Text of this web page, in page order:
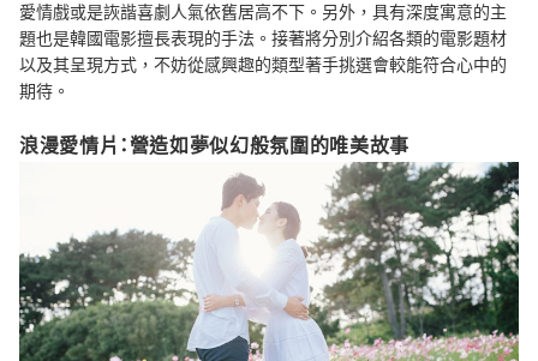
愛情戲或是詼諧喜劇人氣依舊居高不下。另外，具有深度寓意的主
題也是韓國電影擅長表現的手法。接著將分別介紹各類的電影題材
以及其呈現方式，不妨從感興趣的類型著手挑選會較能符合心中的
期待。
浪漫愛情片：營造如夢似幻般氛圍的唯美故事